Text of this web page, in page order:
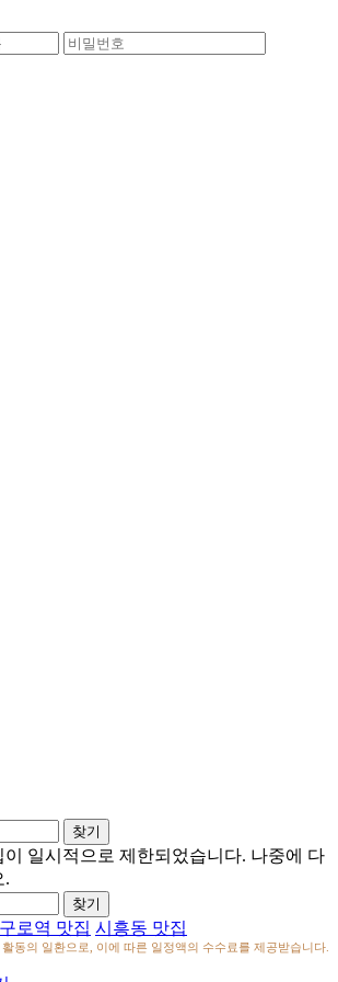
일시적으로 제한되었습니다. 나중에 다
.
구로역 맛집 시흥동 맛집
동의 일환으로, 이에 따른 일정액의 수수료를 제공받습니다.